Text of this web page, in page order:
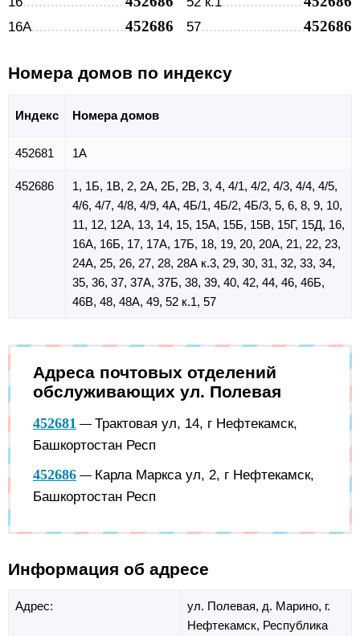
16А 452686 57 452686
Номера домов по индексу
Индекс Номера домов
452681 1А
452686
1, 1Б, 1В, 2, 2А, 2Б, 2В, 3, 4, 4/1, 4/2, 4/3, 4/4, 4/5,
4/6, 4/7, 4/8, 4/9, 4А, 4Б/1, 4Б/2, 4Б/3, 5, 6, 8, 9, 10,
11, 12, 12А, 13, 14, 15, 15А, 15Б, 15В, 15Г, 15Д, 16,
16А, 16Б, 17, 17А, 17Б, 18, 19, 20, 20А, 21, 22, 23,
24А, 25, 26, 27, 28, 28А к.3, 29, 30, 31, 32, 33, 34,
35, 36, 37, 37А, 37Б, 38, 39, 40, 42, 44, 46, 46Б,
46В, 48, 48А, 49, 52 к.1, 57
Адреса почтовых отделений
обслуживающих ул. Полевая
452681 — Трактовая ул, 14, г Нефтекамск,
Башкортостан Респ
452686 — Карла Маркса ул, 2, г Нефтекамск,
Башкортостан Респ
Информация об адресе
Адрес: ул. Полевая, д. Марино, г.
Нефтекамск, Республика